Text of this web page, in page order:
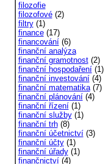
filozofie
filozofové(2)
filtry(1)
finance(17)
financování(6)
finanční analýza
finanční gramotnost(2)
finanční hospodaření(1)
finanční investování(4)
finanční matematika(7)
finanční plánování(4)
finanční řízení(1)
finanční služby(1)
finanční trh(8)
finanční účetnictví(3)
finanční účty(1)
finanční úřady(1)
finančnictví(4)